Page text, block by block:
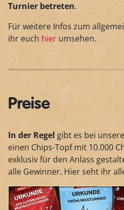
Turnier betreten.
Für weitere Infos zum
ihr euch hier umsehen.
Preise
In der Regel gibt es bei
einen Chips-Topf mit 10.000
exklusiv für den Anlass
alle Gewinner. Hier seht ihr